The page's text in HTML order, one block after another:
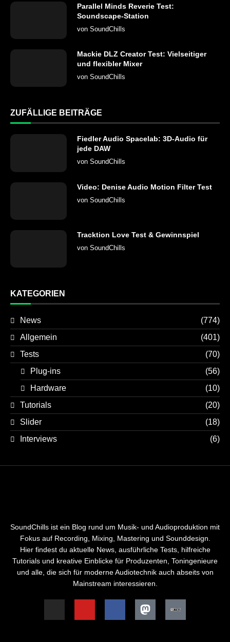
Parallel Minds Reverie Test:
Soundscape-Station
von SoundChills
Mackie DLZ Creator Test: Vielseitiger
und flexibler Mixer
von SoundChills
ZUFÄLLIGE BEITRÄGE
Fiedler Audio Spacelab: 3D-Audio für
jede DAW
von SoundChills
Video: Denise Audio Motion Filter Test
von SoundChills
Tracktion Love Test & Gewinnspiel
von SoundChills
KATEGORIEN
News
(774)
Allgemein
(401)
Tests
(70)
Plug-ins
(56)
Hardware
(10)
Tutorials
(20)
Slider
(18)
Interviews
(6)
SoundChills ist ein Blog rund um Musik- und Audioproduktion mit
Fokus auf Recording, Mixing, Mastering und Sounddesign.
Hier findest du aktuelle News, ausführliche Tests, hilfreiche
Tutorials und kreative Einblicke für Produzenten, Toningenieure
und alle, die sich für moderne Audiotechnik auch abseits von
Mainstream interessieren.